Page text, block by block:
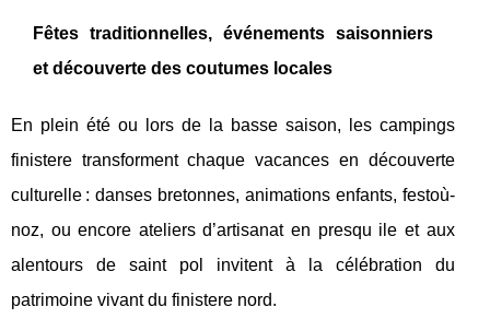
Fêtes traditionnelles, événements saisonniers
et découverte des coutumes locales
En plein été ou lors de la basse saison, les campings
finistere transforment chaque vacances en découverte
culturelle : danses bretonnes, animations enfants, festoù-
noz, ou encore ateliers d’artisanat en presqu ile et aux
alentours de saint pol invitent à la célébration du
patrimoine vivant du finistere nord.